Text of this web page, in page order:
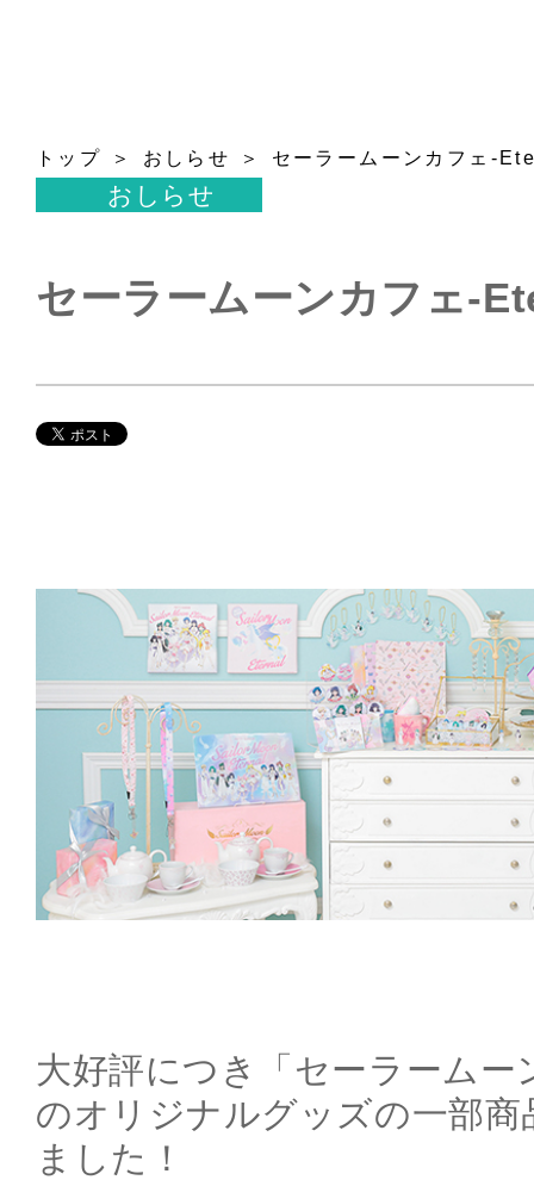
トップ おしらせ セーラームーンカフェ-
おしらせ
セーラームーンカフェ-
大好評につき「セーラーム
のオリジナルグッズの一部商
ました！